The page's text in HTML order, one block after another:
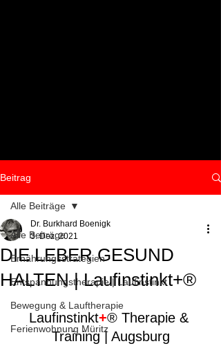
Beitrag
Alle Beiträge
Ernährungsstrategien
Entspannungstherapie | Laufinstinkt
Bewegung & Lauftherapie
Ferienwohnung Müritz
Alle Beiträge
DIE LEBER GESUND
HALTEN | Laufinstinkt+®
Dr. Burkhard Boenigk
3. Dez. 2021
Laufinstinkt+® Therapie &
Training | Augsburg